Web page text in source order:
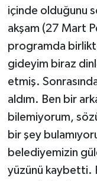
içinde olduğunu
akşam (27 Mart
programda
gideyim biraz
etmiş.
aldım. Ben bir
bilemiyorum,
bir şey
belediyemizin
yüzünü kaybetti.